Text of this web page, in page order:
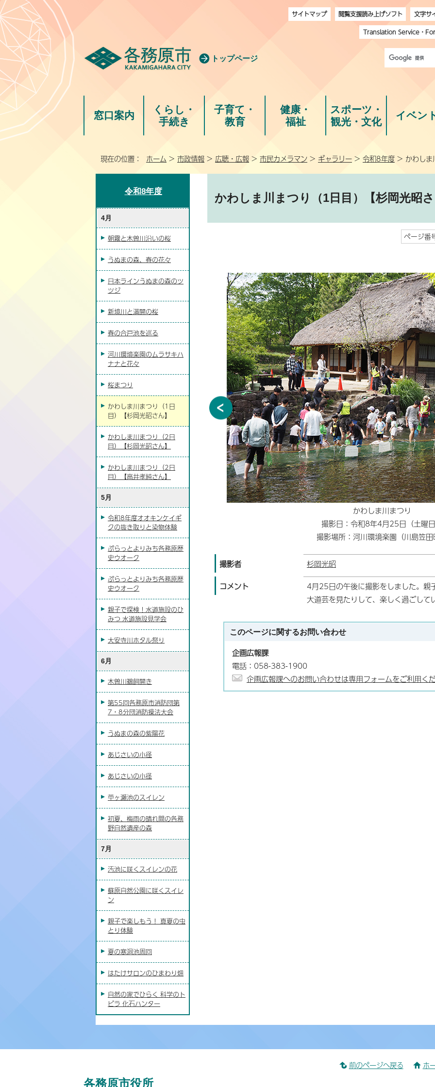
トップページ
サイトマップ 閲覧支援読み上げソフト
文字サ
Translation Service・
窓口案内
くらし・
手続き
子育て・
教育
健康・
福祉
スポーツ・
観光・文化
イベン
現在の位置： ホーム > 市政情報 > 広聴・広報 > 市民カメラマン > ギャラリー > 令和8年度 > かわしま
かわしま川まつり（1日目）【杉岡光昭
ページ
かわしま川まつり
撮影日：令和8年4月25日（土曜
撮影場所：河川環境楽園（川島笠
撮影者
杉岡光昭
コメント
4月25日の午後に撮影をしました。親
大道芸を見たりして、楽しく過ごして
このページに関するお問い合わせ
企画広報課
電話：058-383-1900
企画広報課へのお問い合わせは専用フォームをご利用く
令和8年度
4月
朝霧と木曽川沿いの桜
うぬまの森、春の花々
日本ラインうぬまの森のツ
ツジ
新境川と満開の桜
春の合戸池を巡る
河川環境楽園のムラサキハ
ナナと花々
桜まつり
かわしま川まつり（1日
目）【杉岡光昭さん】
かわしま川まつり（2日
目）【杉岡光昭さん】
かわしま川まつり（2日
目）【高井孝純さん】
5月
令和8年度オオキンケイギ
クの抜き取りと染物体験
ぷらっとよりみち各務原歴
史ウオーク
ぷらっとよりみち各務原歴
史ウオーク
親子で探検！水道施設のひ
みつ 水道施設見学会
大安寺川ホタル祭り
6月
木曽川鵜飼開き
第55回各務原市消防団第
7・8分団消防操法大会
うぬまの森の紫陽花
あじさいの小径
あじさいの小径
苧ヶ瀬池のスイレン
初夏、梅雨の晴れ間の各務
野自然遺産の森
7月
汚池に咲くスイレンの花
蘇原自然公園に咲くスイレ
ン
親子で楽しもう！ 真夏の虫
とり体験
夏の寒洞池周回
はたけサロンのひまわり畑
自然の家でひらく 科学のト
ビラ 化石ハンター
前のページへ戻る ホ
各務原市役所